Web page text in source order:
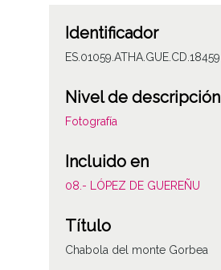
Identificador
ES.01059.ATHA.GUE.CD.18459
Nivel de descripción
Fotografía
Incluido en
08.- LÓPEZ DE GUEREÑU
Título
Chabola del monte Gorbea